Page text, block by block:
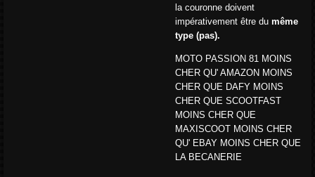
la couronne doivent
impérativement être du même
type (pas).
MOTO PASSION 81 MOINS
CHER QU' AMAZON MOINS
CHER QUE DAFY MOINS
CHER QUE SCOOTFAST
MOINS CHER QUE
MAXISCOOT MOINS CHER
QU' EBAY MOINS CHER QUE
LA BECANERIE